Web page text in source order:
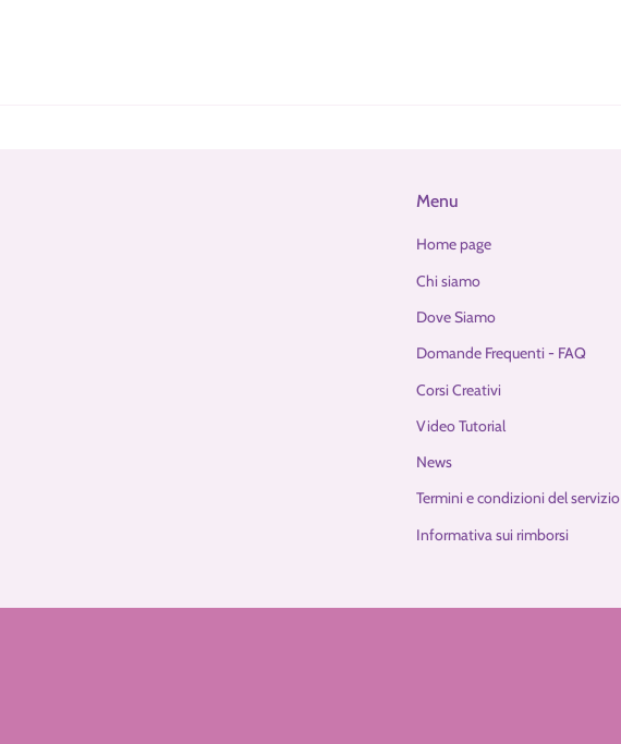
Menu
Home page
Chi siamo
Dove Siamo
Domande Frequenti - FAQ
Corsi Creativi
Video Tutorial
News
Termini e condizioni del servizio
Informativa sui rimborsi